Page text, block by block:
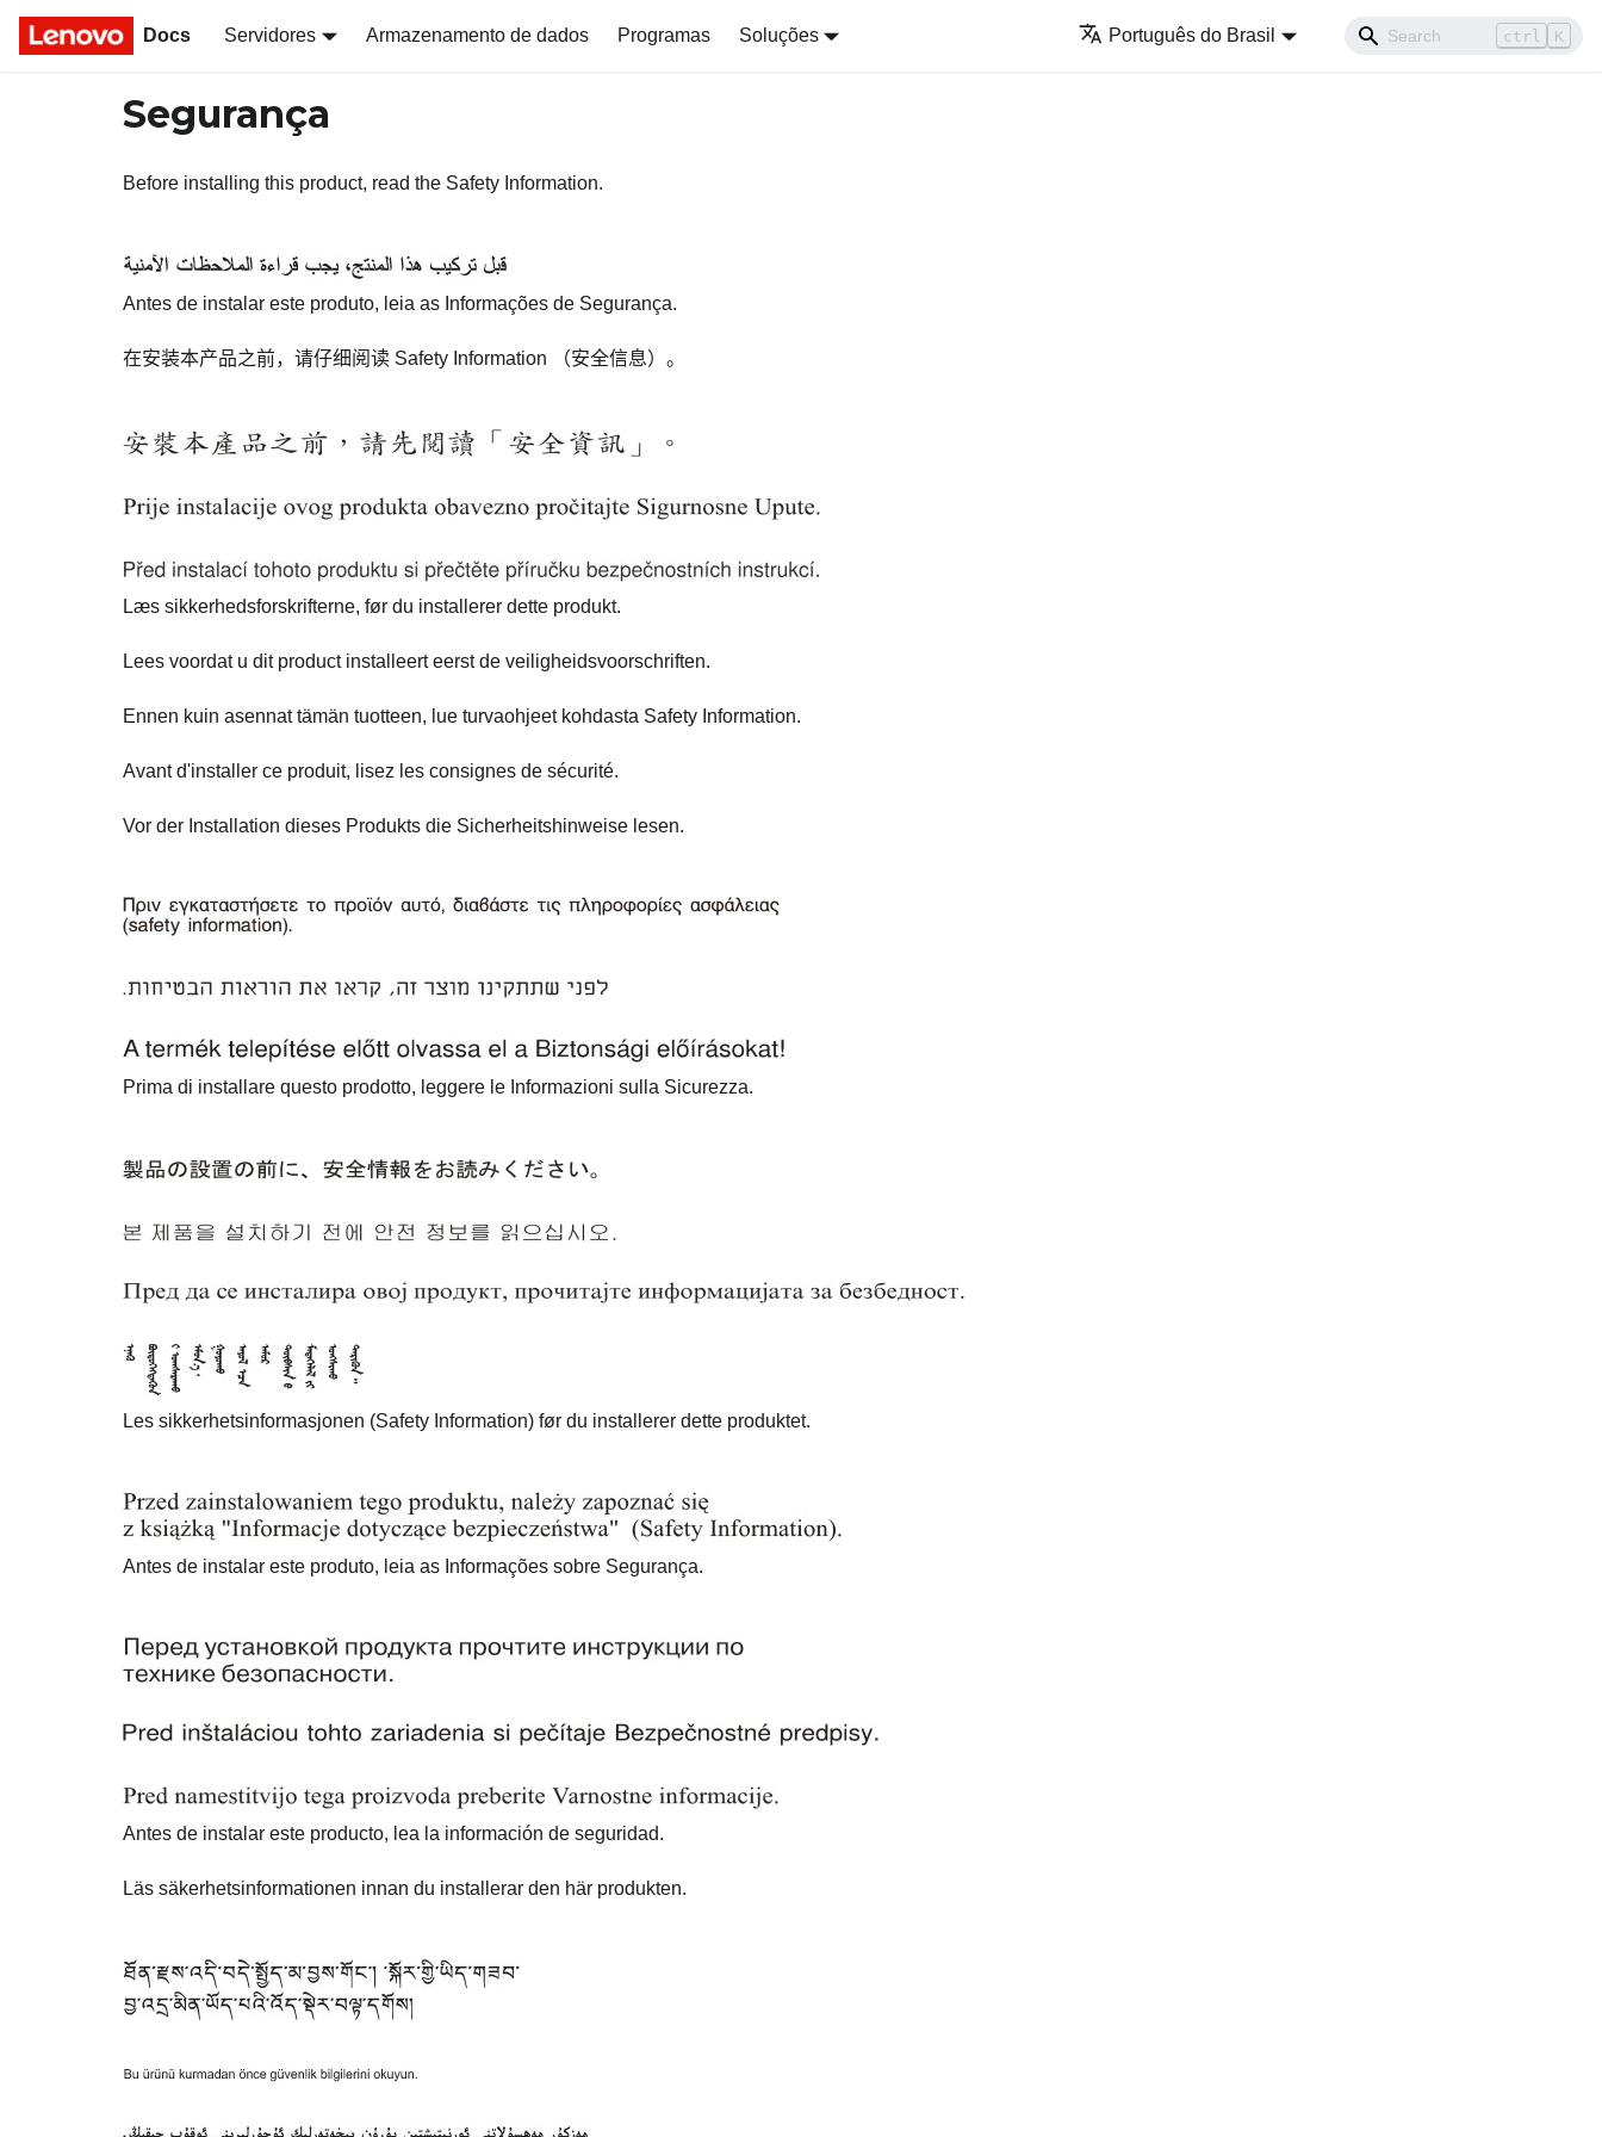
Docs Servidores Armazenamento de dados Programas Soluções Português do Brasil ctrl K
Segurança
Before installing this product, read the Safety Information.
Antes de instalar este produto, leia as Informações de Segurança.
在安装本产品之前，请仔细阅读 Safety Information （安全信息）。
Læs sikkerhedsforskrifterne, før du installerer dette produkt.
Lees voordat u dit product installeert eerst de veiligheidsvoorschriften.
Ennen kuin asennat tämän tuotteen, lue turvaohjeet kohdasta Safety Information.
Avant d'installer ce produit, lisez les consignes de sécurité.
Vor der Installation dieses Produkts die Sicherheitshinweise lesen.
Prima di installare questo prodotto, leggere le Informazioni sulla Sicurezza.
Les sikkerhetsinformasjonen (Safety Information) før du installerer dette produktet.
Antes de instalar este produto, leia as Informações sobre Segurança.
Antes de instalar este producto, lea la información de seguridad.
Läs säkerhetsinformationen innan du installerar den här produkten.